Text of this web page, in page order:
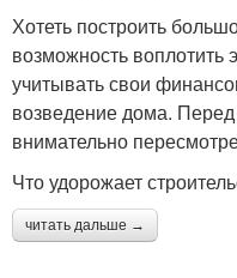
Хотеть построить
возможность воплотить
учитывать свои
возведение дома. Перед
внимательно
Что удорожает
читать дальше →